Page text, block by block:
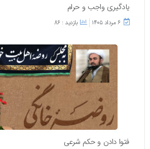
یادگیری واجب و حرام
۶ مرداد ۱۴۰۵ بازدید : 86
فتوا دادن و حکم شرعی